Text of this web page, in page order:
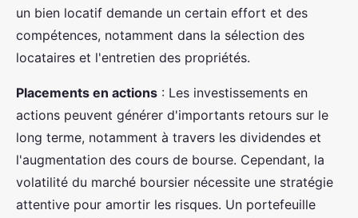
un bien locatif demande un certain effort et des
compétences, notamment dans la sélection des
locataires et l'entretien des propriétés.
Placements en actions : Les investissements en
actions peuvent générer d'importants retours sur le
long terme, notamment à travers les dividendes et
l'augmentation des cours de bourse. Cependant, la
volatilité du marché boursier nécessite une stratégie
attentive pour amortir les risques. Un portefeuille